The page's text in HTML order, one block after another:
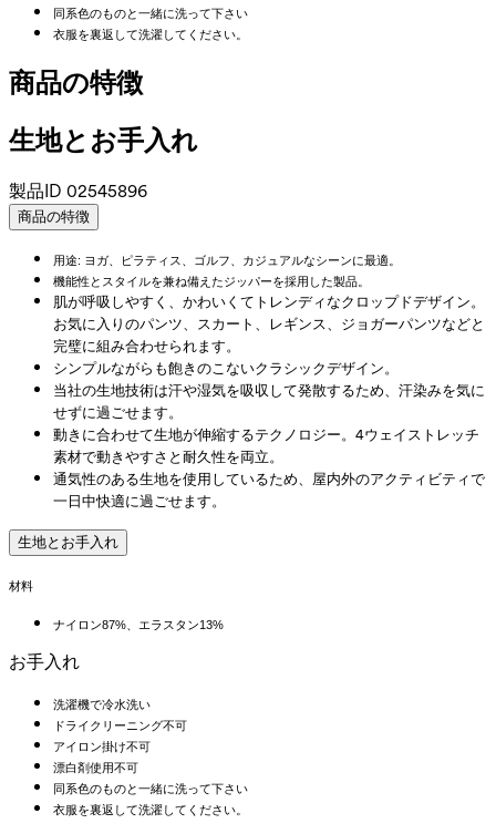
同系色のものと一緒に洗って下さい
衣服を裏返して洗濯してください。
商品の特徴
生地とお手入れ
製品ID 02545896
商品の特徴
用途: ヨガ、ピラティス、ゴルフ、カジュアルなシーンに最適。
機能性とスタイルを兼ね備えたジッパーを採用した製品。
肌が呼吸しやすく、かわいくてトレンディなクロップドデザイン。
お気に入りのパンツ、スカート、レギンス、ジョガーパンツなどと
完璧に組み合わせられます。
シンプルながらも飽きのこないクラシックデザイン。
当社の生地技術は汗や湿気を吸収して発散するため、汗染みを気に
せずに過ごせます。
動きに合わせて生地が伸縮するテクノロジー。4ウェイストレッチ
素材で動きやすさと耐久性を両立。
通気性のある生地を使用しているため、屋内外のアクティビティで
一日中快適に過ごせます。
生地とお手入れ
材料
ナイロン87%、エラスタン13%
お手入れ
洗濯機で冷水洗い
ドライクリーニング不可
アイロン掛け不可
漂白剤使用不可
同系色のものと一緒に洗って下さい
衣服を裏返して洗濯してください。